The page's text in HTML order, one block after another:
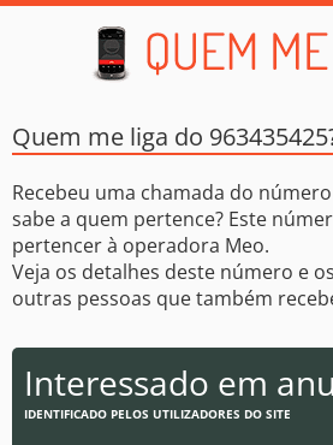
Quem me liga do
Recebeu uma chamada do número
sabe a quem pertence? Este
pertencer à operadora Meo.
Veja os detalhes deste número e
outras pessoas que também
Interessado em
IDENTIFICADO PELOS UTILIZADORES DO SITE